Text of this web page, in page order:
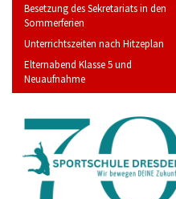
Besetzung des Sekretariats in den
Sommerferien
Unterrichtszeiten nach Hitzeplan
Elternabend Klasse 5 und
Neuaufnahme